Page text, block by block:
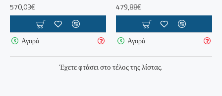
570,03€
Αγορά
479,88€
Αγορά
Έχετε φτάσει στο τέλος της λίστας.